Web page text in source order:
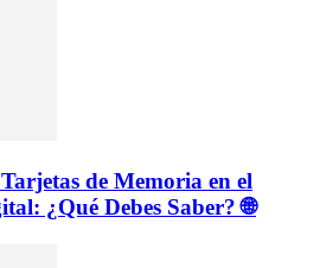
de Memoria en el
¿Qué Debes Saber? 🌐